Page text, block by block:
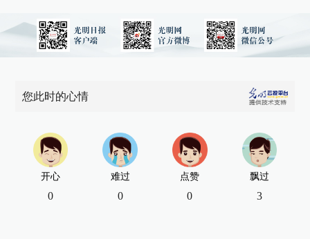
您此时的心情
开心
0
难过
0
点赞
0
飘过
3